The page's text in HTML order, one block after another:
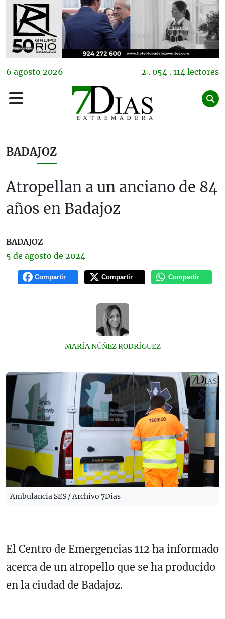
6 agosto 2026 2 . 054 . 114 lectores
BADAJOZ
Atropellan a un anciano de 84
años en Badajoz
BADAJOZ
5 de agosto de 2024
Compartir Compartir Compartir
MARÍA NÚÑEZ RODRÍGUEZ
Ambulancia SES / Archivo 7Días
El Centro de Emergencias 112 ha informado
acerca de un atropello que se ha producido
en la ciudad de Badajoz.